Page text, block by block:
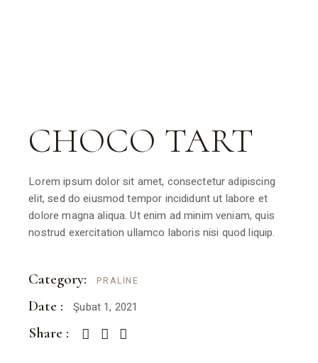
CHOCO TART
Lorem ipsum dolor sit amet, consectetur adipiscing
elit, sed do eiusmod tempor incididunt ut labore et
dolore magna aliqua. Ut enim ad minim veniam, quis
nostrud exercitation ullamco laboris nisi quod liquip.
Category: PRALINE
Date : Şubat 1, 2021
Share :